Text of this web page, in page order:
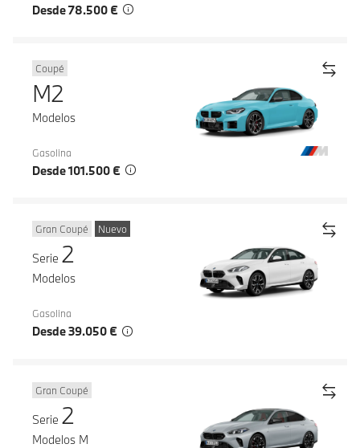
Desde 78.500 €
Coupé
M2
Modelos
Gasolina
Desde 101.500 €
Gran Coupé Nuevo
Serie 2
Modelos
Gasolina
Desde 39.050 €
Gran Coupé
Serie 2
Modelos M